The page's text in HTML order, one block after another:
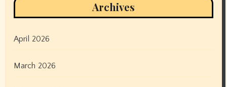
Archives
April 2026
March 2026